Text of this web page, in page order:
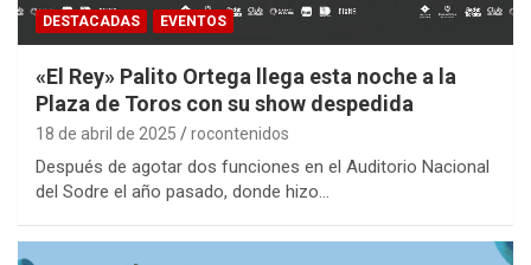
DESTACADAS EVENTOS
«El Rey» Palito Ortega llega esta noche a la
Plaza de Toros con su show despedida
18 de abril de 2025 rocontenidos
Después de agotar dos funciones en el Auditorio Nacional
del Sodre el año pasado, donde hizo…